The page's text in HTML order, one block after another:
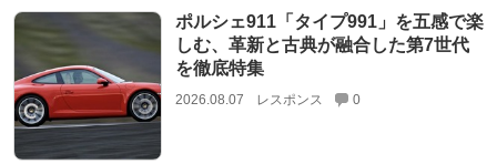
ポルシェ911「タイプ991」を五感で楽
しむ、革新と古典が融合した第7世代
を徹底特集
2026.08.07 レスポンス 0